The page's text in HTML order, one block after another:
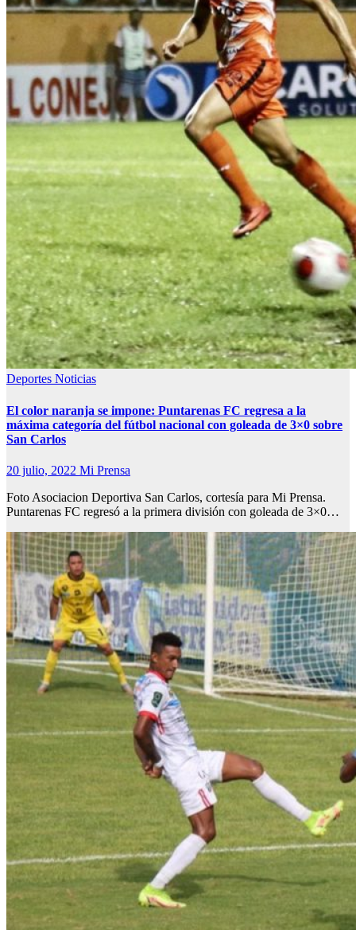
Deportes Noticias
El color naranja se impone: Puntarenas FC regresa a la
máxima categoría del fútbol nacional con goleada de 3×0 sobre
San Carlos
20 julio, 2022 Mi Prensa
Foto Asociacion Deportiva San Carlos, cortesía para Mi Prensa.
Puntarenas FC regresó a la primera división con goleada de 3×0…